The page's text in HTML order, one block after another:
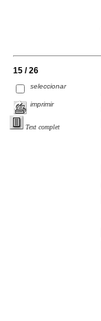
15 / 26
seleccionar
imprimir
Text complet